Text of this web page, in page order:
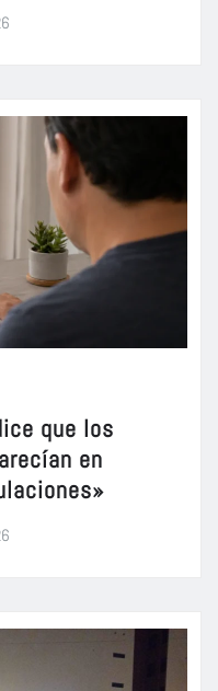
que los
en